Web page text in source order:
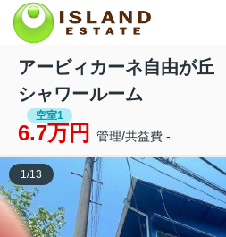
アービィカーネ自由が
シャワールーム
空室1
6.7万円 管理/共益費 -
1/13